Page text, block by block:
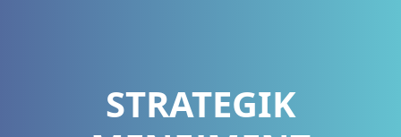
STRATEGIK